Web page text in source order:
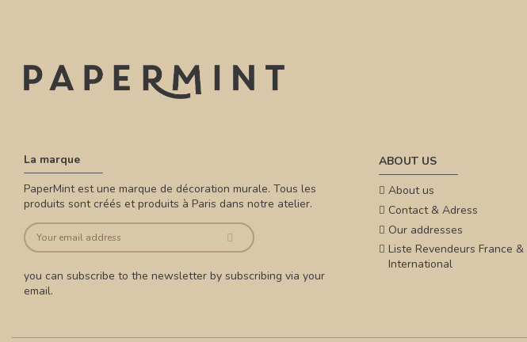
La marque
PaperMint est une marque de décoration murale. Tous les
produits sont créés et produits à Paris dans notre atelier.
you can subscribe to the newsletter by subscribing via your
email.
ABOUT US
About us
Contact & Adress
Our addresses
Liste Revendeurs France &
International